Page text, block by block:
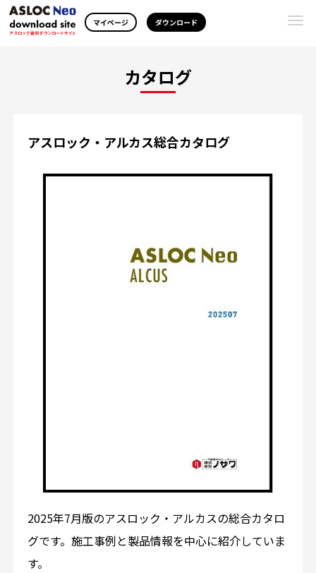
マイページ ダウンロード
カタログ
アスロック・アルカス総合カタログ
2025年7月版のアスロック・アルカスの総合カタロ
グです。施工事例と製品情報を中心に紹介していま
す。